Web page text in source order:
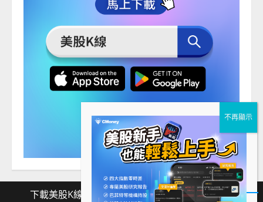
下載美股K線 Facebook Instagram Twitter